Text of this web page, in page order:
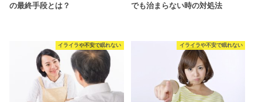
の最終手段とは？
でも治まらない時の対処法
イライラや不安で眠れない イライラや不安で眠れない